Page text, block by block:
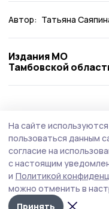
Автор: Татьяна
Издания МО
Тамбовской
В Тамбовской
ветераны СВО
Выпускниками
Тамбовщины» стали
На сайте
пользоваться данным
согласие на
с настоящим
и Политикой
можно отменить в
Принять